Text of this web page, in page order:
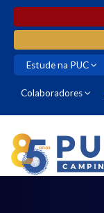
Estude na PUC
Colaboradores